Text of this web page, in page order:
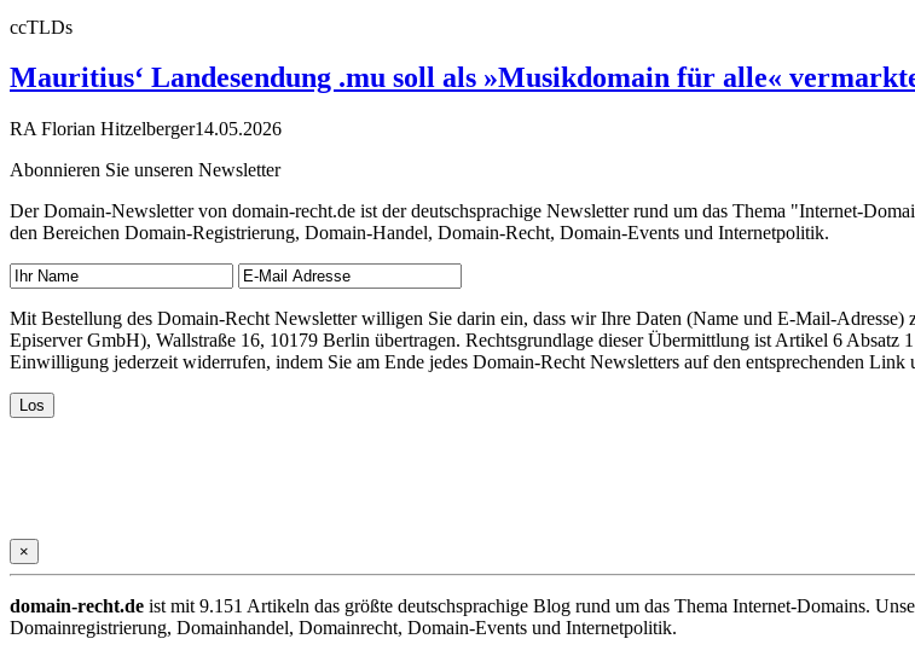
ccTLDs
Mauritius‘ Landesendung .mu soll als »Musikdomain für alle«
RA Florian Hitzelberger14.05.2026
Abonnieren Sie unseren Newsletter
Der Domain-Newsletter von domain-recht.de ist der deutschsprachige Newsletter rund um das Thema "Internet-
den Bereichen Domain-Registrierung, Domain-Handel, Domain-Recht, Domain-Events und Internetpolitik.
Mit Bestellung des Domain-Recht Newsletter willigen Sie darin ein, dass wir Ihre Daten (Name und E-Mail-
Episerver GmbH), Wallstraße 16, 10179 Berlin übertragen. Rechtsgrundlage dieser Übermittlung ist Artikel 6
Einwilligung jederzeit widerrufen, indem Sie am Ende jedes Domain-Recht Newsletters auf den entsprechenden Link
×
domain-recht.de ist mit 9.151 Artikeln das größte deutschsprachige Blog rund um das Thema Internet-Domains.
Domainregistrierung, Domainhandel, Domainrecht, Domain-Events und Internetpolitik.